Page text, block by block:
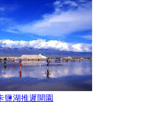
湖推遲開園